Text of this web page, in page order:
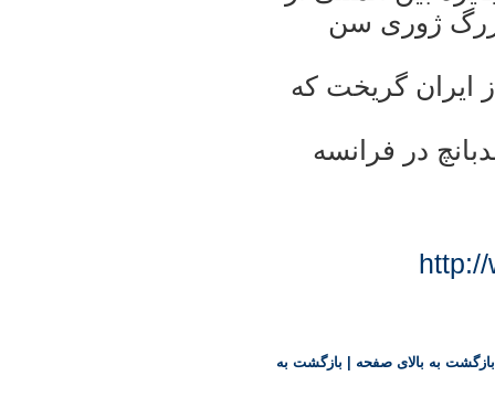
ژوری سن
ايران گريخت که
در فرانسه
بازگشت به بالای صفحه بازگشت به